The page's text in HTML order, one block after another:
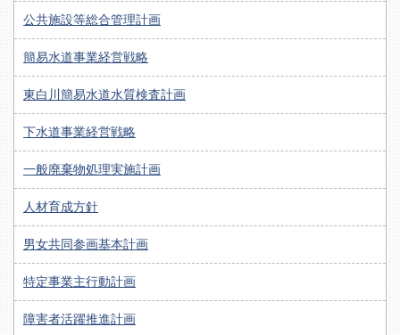
公共施設等総合管理計画
簡易水道事業経営戦略
東白川簡易水道水質検査計画
下水道事業経営戦略
一般廃棄物処理実施計画
人材育成方針
男女共同参画基本計画
特定事業主行動計画
障害者活躍推進計画